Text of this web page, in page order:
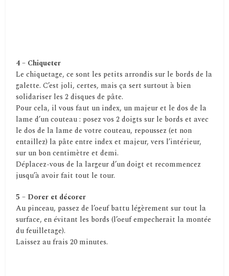
4 – Chiqueter
Le chiquetage, ce sont les petits arrondis sur le bords de la
galette. C’est joli, certes, mais ça sert surtout à bien
solidariser les 2 disques de pâte.
Pour cela, il vous faut un index, un majeur et le dos de la
lame d’un couteau : posez vos 2 doigts sur le bords et avec
le dos de la lame de votre couteau, repoussez (et non
entaillez) la pâte entre index et majeur, vers l’intérieur,
sur un bon centimètre et demi.
Déplacez-vous de la largeur d’un doigt et recommencez
jusqu’à avoir fait tout le tour.
5 – Dorer et décorer
Au pinceau, passez de l’oeuf battu légèrement sur tout la
surface, en évitant les bords (l’oeuf empecherait la montée
du feuilletage).
Laissez au frais 20 minutes.